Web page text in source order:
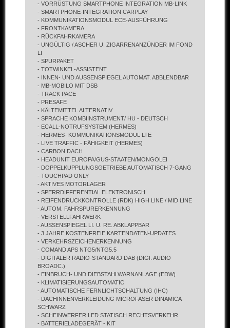
- VORRÜSTUNG SMARTPHONE INTEGRATION MB-LINK
- SMARTPHONE-INTEGRATION CARPLAY
- KOMMUNIKATIONSMODUL ECE-AUSFÜHRUNG
- FRONTKAMERA
- RÜCKFAHRKAMERA
- UNGÜLTIG / ASCHER U. ZIGARRENANZÜNDER IM FOND
LI
- SPURPAKET
- TOTWINKEL-ASSISTENT
- INNEN- UND AUSSENSPIEGEL AUTOMAT. ABBLENDBAR
- MB-MOBILO MIT DSB
- TRACK PACE
- PRESAFE
- KÄLTEMITTEL ALTERNATIV
- SPRACHE KOMBIINSTRUMENT/ HU - DEUTSCH
- ECALL-NOTRUFSYSTEM (HERMES)
- HERMES- KOMMUNIKATIONSMODUL LTE
- LIVE TRAFFIC - FÄHIGKEIT (HERMES)
- CARBON DACH
- HEADUNIT EUROPA/GUS-STAATEN/MONGOLEI
- DOPPELKUPPLUNGSGETRIEBE AUTOMATISCH 7-GANG
- TOUCHPAD ONLY
- AKTIVES MOTORLAGER
- SPERRDIFFERENTIAL ELEKTRONISCH
- REIFENDRUCKKONTROLLE (RDK) HIGH LINE / MID LINE
- AUTOM. FAHRSPURERKENNUNG
- VERSTELLFAHRWERK
- AUSSENSPIEGEL LI. U. RE. ABKLAPPBAR
- 3 JAHRE KOSTENFREIE KARTENDATEN-UPDATES
- VERKEHRSZEICHENERKENNUNG
- COMAND APS NTG5/NTG5.5
- DIGITALER RADIO-STANDARD DAB (DIGI. AUDIO
BROADC.)
- EINBRUCH- UND DIEBSTAHLWARNANLAGE (EDW)
- KLIMATISIERUNGSAUTOMATIC
- AUTOMATISCHE FERNLICHTSCHALTUNG (IHC)
- DACHINNENVERKLEIDUNG MICROFASER DINAMICA
SCHWARZ
- SCHEINWERFER LED STATISCH RECHTSVERKEHR
- BATTERIELADEGERÄT - KIT